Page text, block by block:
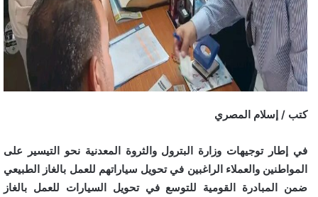
كتب / إسلام المصري
في إطار توجيهات وزارة البترول والثروة المعدنية نحو التيسير على
المواطنين والعملاء الراغبين في تحويل سياراتهم للعمل بالغاز الطبيعي
ضمن المبادرة القومية للتوسع في تحويل السيارات للعمل بالغاز